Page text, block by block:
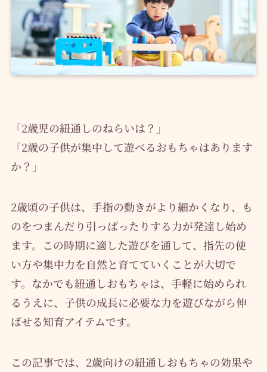
「2歳児の紐通しのねらいは？」
「2歳の子供が集中して遊べるおもちゃはあります
か？」
2歳頃の子供は、手指の動きがより細かくなり、も
のをつまんだり引っぱったりする力が発達し始め
ます。この時期に適した遊びを通して、指先の使
い方や集中力を自然と育てていくことが大切で
す。なかでも紐通しおもちゃは、手軽に始められ
るうえに、子供の成長に必要な力を遊びながら伸
ばせる知育アイテムです。
この記事では、2歳向けの紐通しおもちゃの効果や